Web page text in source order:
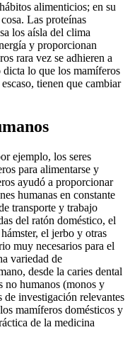
alimenticios; en su
Las proteínas
los aísla del clima
y proporcionan
rara vez se adhieren a
dicta lo que los mamíferos
tienen que cambiar
ejemplo, los seres
para alimentarse y
ayudó a proporcionar
humanas en constante
transporte y trabajo
del ratón doméstico, el
el jerbo y otras
muy necesarios para el
variedad de
desde la caries dental
no humanos (monos y
de investigación relevantes
mamíferos domésticos y
de la medicina